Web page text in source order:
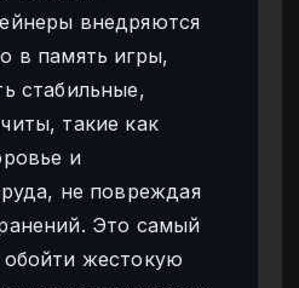
внедряются
в память игры,
стабильные,
такие как
и
не повреждая
Это самый
жестокую